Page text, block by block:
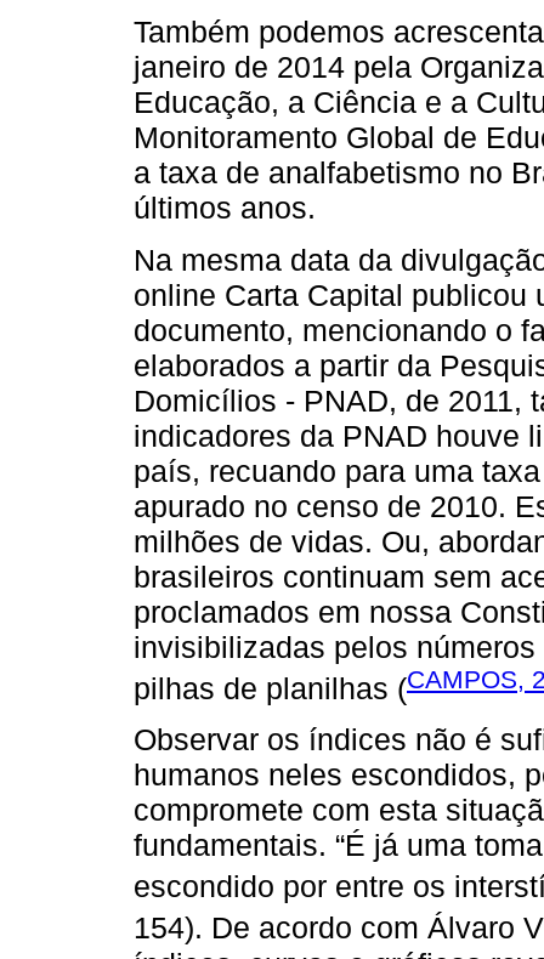
Também podemos
janeiro de 2014 pela
Educação, a Ciência e a
Monitoramento Global de
a taxa de analfabetismo no
últimos anos.
Na mesma data da
online Carta Capital publicou
documento, mencionando o
elaborados a partir da
Domicílios - PNAD, de 2011,
indicadores da PNAD houve
país, recuando para uma
apurado no censo de 2010.
milhões de vidas. Ou,
brasileiros continuam sem
proclamados em nossa
invisibilizadas pelos
pilhas de planilhas (CAMPOS,
Observar os índices não é
humanos neles escondidos,
compromete com esta
fundamentais. “É já uma
escondido por entre os
154). De acordo com Álvaro